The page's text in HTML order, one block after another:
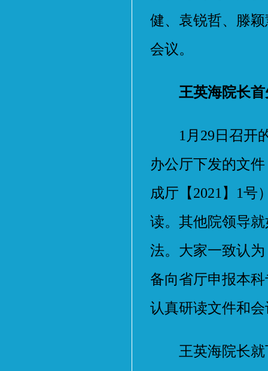
健、袁锐哲、滕
会议。
王英海院长
1月29日召开的
办公厅下发的文
成厅【2021】1号
读。其他院领导
法。大家一致认
备向省厅申报本
认真研读文件和
王英海院长就